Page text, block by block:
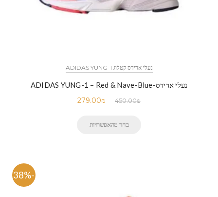
נעלי אדידס קטלוג ADIDAS YUNG-1
נעלי אדידס-ADIDAS YUNG-1 – Red & Nave-Blue
450.00₪
279.00₪
בחר מהאפשרויות
-38%